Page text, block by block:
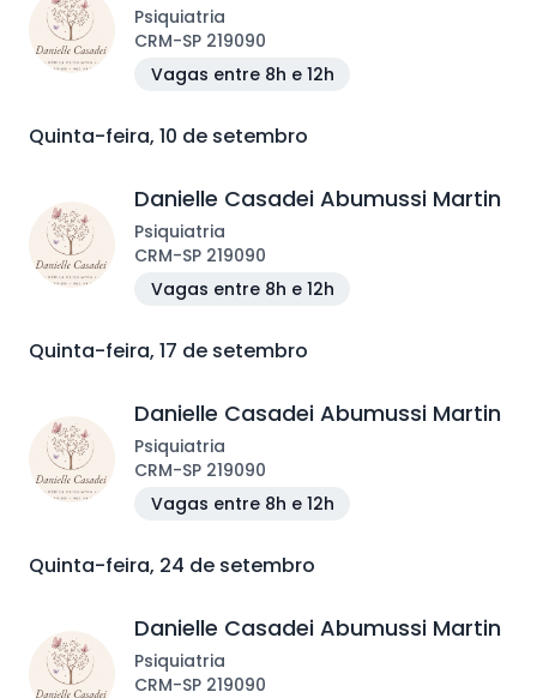
Psiquiatria
CRM-SP 219090
Vagas entre 8h e 12h
Quinta-feira, 10 de setembro
Danielle Casadei Abumussi Martin
Psiquiatria
CRM-SP 219090
Vagas entre 8h e 12h
Quinta-feira, 17 de setembro
Danielle Casadei Abumussi Martin
Psiquiatria
CRM-SP 219090
Vagas entre 8h e 12h
Quinta-feira, 24 de setembro
Danielle Casadei Abumussi Martin
Psiquiatria
CRM-SP 219090